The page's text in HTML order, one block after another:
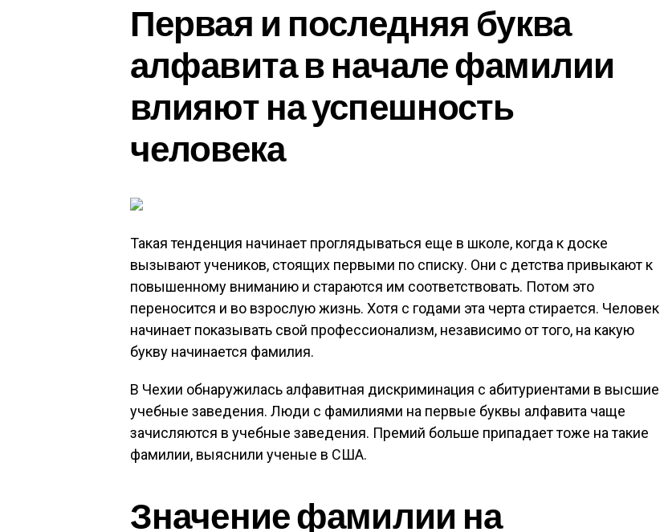
Первая и последняя буква
алфавита в начале фамилии
влияют на успешность
человека
Такая тенденция начинает проглядываться еще в школе, когда к доске
вызывают учеников, стоящих первыми по списку. Они с детства привыкают к
повышенному вниманию и стараются им соответствовать. Потом это
переносится и во взрослую жизнь. Хотя с годами эта черта стирается. Человек
начинает показывать свой профессионализм, независимо от того, на какую
букву начинается фамилия.
В Чехии обнаружилась алфавитная дискриминация с абитуриентами в высшие
учебные заведения. Люди с фамилиями на первые буквы алфавита чаще
зачисляются в учебные заведения. Премий больше припадает тоже на такие
фамилии, выяснили ученые в США.
Значение фамилии на